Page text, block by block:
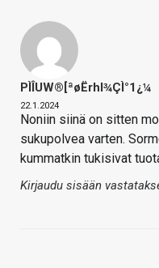
PÌÎUW®[ªøËrhl¾ÇÌ°1¿¼
22.1.2024
Noniin siinä on sitten
sukupolvea varten.
kummatkin tukisivat
Kirjaudu sisään